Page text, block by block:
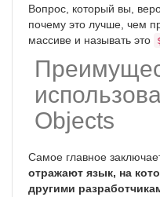
Вопрос, который вы,
почему это лучше, чем
массиве и называть это
Objects
Самое главное
отражают язык, на
другими